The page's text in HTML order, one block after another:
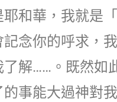
耶和華，我就是
念你的呼求，我
了解……。既然如
事能大過神對